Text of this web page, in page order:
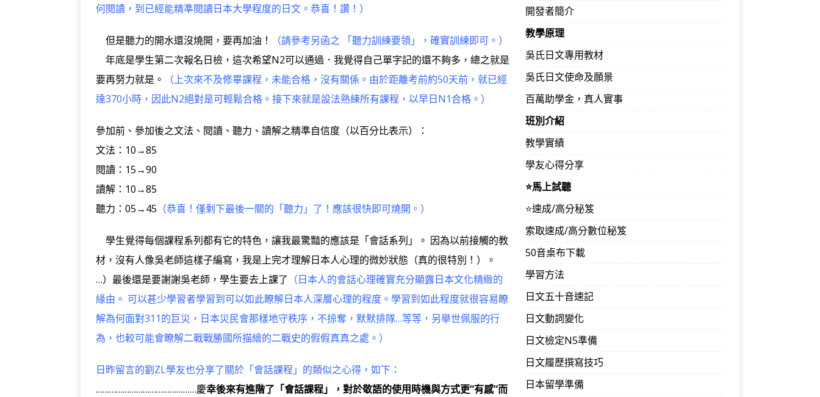
何閱讀，到已經能精準閱讀日本大學程度的日文。恭喜！讚！）
但是聽力的開水還沒燒開，要再加油！
（請參考另函之 「聽力訓練要領」，確實訓練即可。）
年底是學生第二次報名日檢，這次希望N2可以通過．我覺得自己單字記的還不夠多，總之就是
要再努力就是。
（上次來不及修畢課程，未能合格，沒有關係。由於距離考前約50天前，就已經
達370小時，因此N2絕對是可輕鬆合格。接下來就是設法熟練所有課程，以早日N1合格。）
參加前、參加後之文法、閱讀、聽力、讀解之精準自信度（以百分比表示）：
文法：10→85
閱讀：15→90
讀解：10→85
聽力：05→45 （恭喜！僅剩下最後一關的「聽力」了！應該很快即可燒開。）
學生覺得每個課程系列都有它的特色，讓我最驚豔的應該是「會話系列」。 因為以前接觸的教
材，沒有人像吳老師這樣子編寫，我是上完才理解日本人心理的微妙狀態（真的很特別！）。
…）最後還是要謝謝吳老師，學生要去上課了 （日本人的會話心理確實充分顯露日本文化精緻的
緣由。 可以甚少學習者學習到可以如此瞭解日本人深層心理的程度。學習到如此程度就很容易瞭
解為何面對311的巨災，日本災民會那樣地守秩序，不掠奪，默默排隊…等等，另舉世佩服的行
為，也較可能會瞭解二戰戰勝國所描繪的二戰史的假假真真之處。）
日昨留言的劉ZL學友也分享了關於「會話課程」的類似之心得，如下：
………………………………………慶幸後來有進階了「會話課程」，對於敬語的使用時機與方式更”有感”而
開發者簡介
教學原理
吳氏日文專用教材
吳氏日文使命及願景
百萬助學金，真人實事
班別介紹
教學實績
學友心得分享
⭐️馬上試聽
⭐️速成/高分秘笈
索取速成/高分數位秘笈
50音桌布下載
學習方法
日文五十音速記
日文動詞變化
日文檢定N5準備
日文履歷撰寫技巧
日本留學準備